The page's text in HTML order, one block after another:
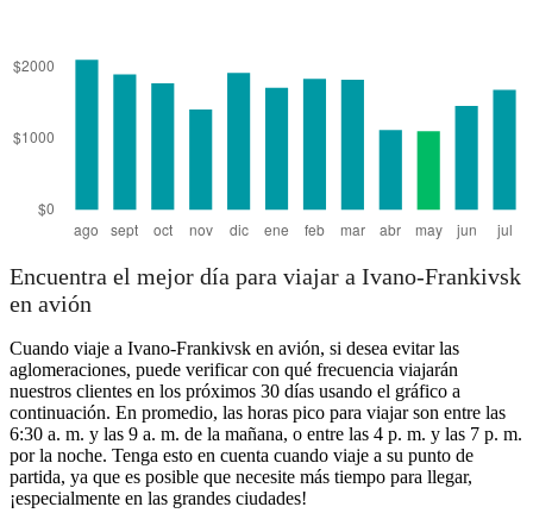
Ivano-Frankivsk
Encuentra el mejor día para viajar a Ivano-Frankivsk
en avión
Cuando viaje a Ivano-Frankivsk en avión, si desea evitar las
aglomeraciones, puede verificar con qué frecuencia viajarán
nuestros clientes en los próximos 30 días usando el gráfico a
continuación. En promedio, las horas pico para viajar son entre las
6:30 a. m. y las 9 a. m. de la mañana, o entre las 4 p. m. y las 7 p. m.
por la noche. Tenga esto en cuenta cuando viaje a su punto de
partida, ya que es posible que necesite más tiempo para llegar,
¡especialmente en las grandes ciudades!